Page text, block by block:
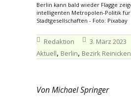
Berlin kann bald wieder Flagge
intelligenten Metropolen-Politik für
Stadtgesellschaften - Foto: Pixabay
Redaktion
3. März 2023
Aktuell, Berlin, Bezirk
Von Michael Springer